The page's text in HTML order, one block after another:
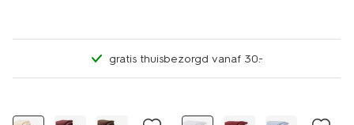
gratis thuisbezorgd vanaf 30.-